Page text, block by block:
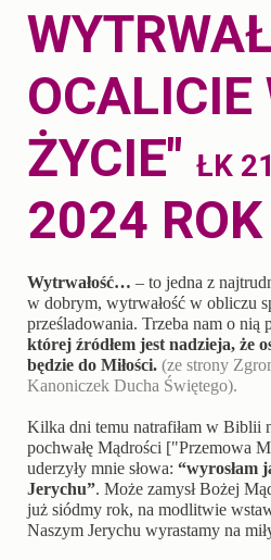
OCALICIE
ŻYCIE" ŁK
2024 ROK
Wytrwałość… – to jedna z
w dobrym, wytrwałość w obliczu
prześladowania. Trzeba nam o
której źródłem jest nadzieja, że
będzie do Miłości. (ze strony
Kanoniczek Ducha Świętego).
Kilka dni temu natrafiłam w Biblii
pochwałę Mądrości ["Przemowa
uderzyły mnie słowa: “wyrosłam
Jerychu”. Może zamysł Bożej
już siódmy rok, na modlitwie
Naszym Jerychu wyrastamy na